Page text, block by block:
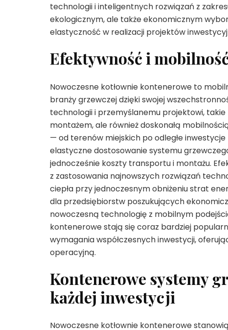
technologii i inteligentnych rozwiązań z
ekologicznym, ale także ekonomicznym
elastyczność w realizacji projektów
Efektywność i
Nowoczesne kotłownie kontenerowe to
branży grzewczej dzięki swojej
technologii i przemyślanemu projektowi,
montażem, ale również doskonałą
— od terenów miejskich po odległe
elastyczne dostosowanie systemu
jednocześnie koszty transportu i montażu.
z zastosowania najnowszych rozwiązań
ciepła przy jednoczesnym obniżeniu strat
dla przedsiębiorstw poszukujących
nowoczesną technologię z mobilnym
kontenerowe stają się coraz bardziej
wymagania współczesnych inwestycji,
operacyjną.
Kontenerowe systemy
każdej inwestycji
Nowoczesne kotłownie kontenerowe